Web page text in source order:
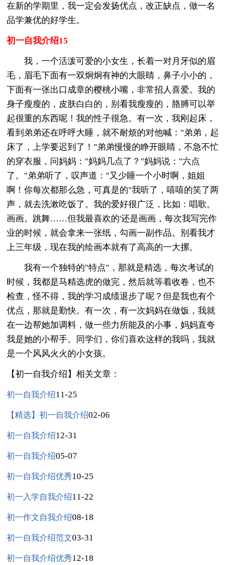
在新的学期里，我一定会发扬优点，改正缺点，做一名
品学兼优的好学生。
初一自我介绍15
我，一个活泼可爱的小女生，长着一对月牙似的眉
毛，眉毛下面有一双炯炯有神的大眼睛，鼻子小小的，
下面有一张出口成章的樱桃小嘴，非常招人喜爱。我的
身子瘦瘦的，皮肤白白的，别看我瘦瘦的，胳膊可以举
起很重的东西呢！我的性子很急。有一次，我刚起床，
看到弟弟还在呼呼大睡，就不耐烦的对他喊："弟弟，起
床了，上学要迟到了！"弟弟慢慢的睁开眼睛，不急不忙
的穿衣服，问妈妈："妈妈几点了？"妈妈说："六点
了。"弟弟听了，叹声道："又少睡一个小时啊，姐姐
啊！你每次都那么急，可真是的"我听了，嘻嘻的笑了两
声，就去洗漱吃饭了。我的爱好很广泛，比如：唱歌。
画画。跳舞……但我最喜欢的'还是画画，每次我写完作
业的时候，就会拿来一张纸，勾画一副作品。别看我才
上三年级，现在我的绘画本就有了高高的一大摞。
我有一个独特的"特点"，那就是精选，每次考试的
时候，我都是马精选虎的做完，然后就等着收卷，也不
检查，怪不得，我的学习成绩退步了呢？但是我也有个
优点，那就是勤快。有一次，有一次妈妈在做饭，我就
在一边帮她加调料，做一些力所能及的小事，妈妈直夸
我是她的小帮手。同学们，你们喜欢这样的我吗，我就
是一个风风火火的小女孩。
【初一自我介绍】相关文章：
初一自我介绍11-25
【精选】初一自我介绍02-06
初一自我介绍12-31
初一自我介绍05-07
初一自我介绍优秀10-25
初一入学自我介绍11-22
初一作文自我介绍08-18
初一自我介绍范文03-31
初一自我介绍优秀12-18